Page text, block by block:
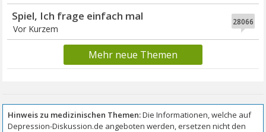
28066
Spiel, Ich frage einfach mal
Vor Kurzem
Mehr neue Themen